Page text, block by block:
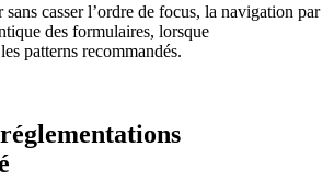
casser l’ordre de focus, la navigation par
des formulaires, lorsque
patterns recommandés.
réglementations